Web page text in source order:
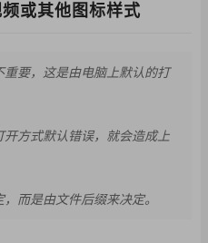
或其他图标样式
要，这是由电脑上默认的打
开方式默认错误，就会造成上
而是由文件后缀来决定。